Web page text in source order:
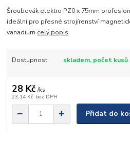
Šroubovák elektro PZ0 x 75mm
ideální pro přesné strojírenství
vanadium celý popis
Dostupnost skladem, počet kusů
28 Kč /ks
23,14 Kč bez DPH
Přidat do